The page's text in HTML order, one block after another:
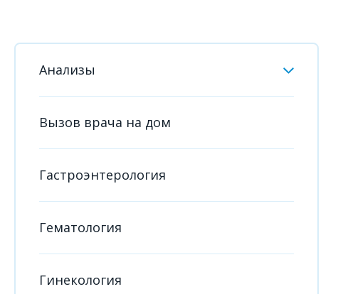
Анализы
Вызов врача на дом
Гастроэнтерология
Гематология
Гинекология